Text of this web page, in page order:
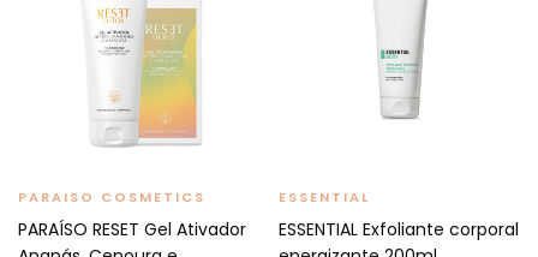
PARAISO COSMETICS
PARAÍSO RESET Gel Ativador
ESSENTIAL
ESSENTIAL Exfoliante corporal